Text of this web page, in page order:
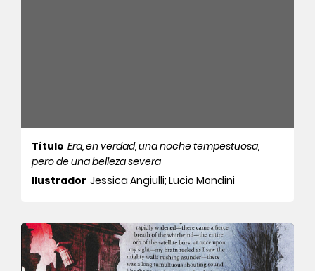
Título Era, en verdad, una noche tempestuosa,
pero de una belleza severa
Ilustrador Jessica Angiulli; Lucio Mondini